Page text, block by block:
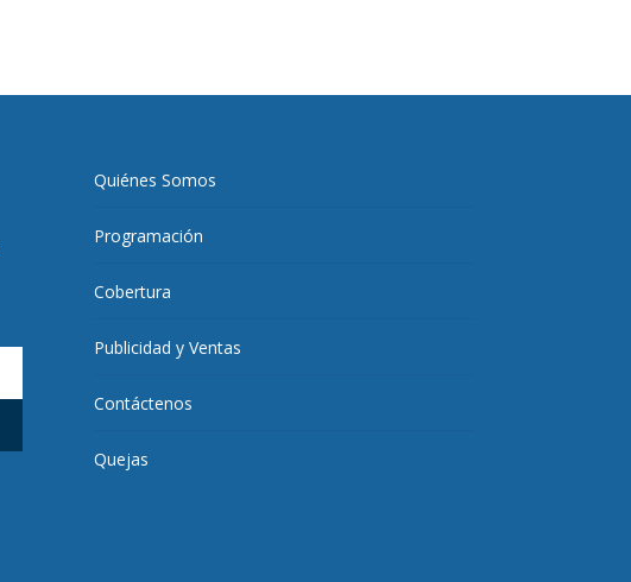
Quiénes Somos
Programación
Cobertura
Publicidad y Ventas
Contáctenos
Quejas